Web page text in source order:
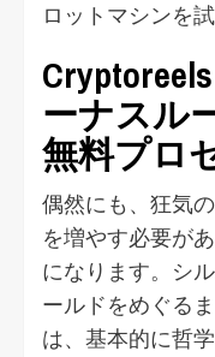
ロットマシンを
ーナスル
無料プロ
偶然にも、狂気
を増やす必要が
になります。シ
ールドをめぐる
は、基本的に哲